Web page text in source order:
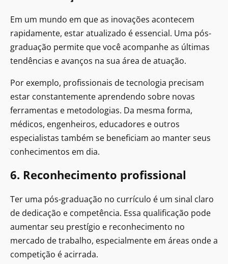
Em um mundo em que as inovações acontecem
rapidamente, estar atualizado é essencial. Uma pós-
graduação permite que você acompanhe as últimas
tendências e avanços na sua área de atuação.
Por exemplo, profissionais de tecnologia precisam
estar constantemente aprendendo sobre novas
ferramentas e metodologias. Da mesma forma,
médicos, engenheiros, educadores e outros
especialistas também se beneficiam ao manter seus
conhecimentos em dia.
6. Reconhecimento profissional
Ter uma pós-graduação no currículo é um sinal claro
de dedicação e competência. Essa qualificação pode
aumentar seu prestígio e reconhecimento no
mercado de trabalho, especialmente em áreas onde a
competição é acirrada.